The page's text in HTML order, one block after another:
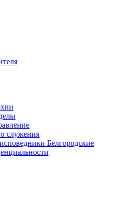
служения
Белгородские